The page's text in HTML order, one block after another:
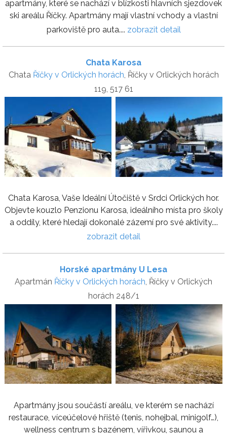
apartmány, které se nachází v blízkosti hlavních sjezdovek
ski areálu Říčky. Apartmány mají vlastní vchody a vlastní
parkoviště pro auta.... zobrazit detail
Chata Karosa
Chata Říčky v Orlických horách, Říčky v Orlických horách
119, 517 61
Chata Karosa, Vaše Ideální Útočiště v Srdci Orlických hor.
Objevte kouzlo Penzionu Karosa, ideálního místa pro školy
a oddíly, které hledají dokonalé zázemí pro své aktivity....
zobrazit detail
Horské apartmány U Lesa
Apartmán Říčky v Orlických horách, Říčky v Orlických
horách 248/1
Apartmány jsou součástí areálu, ve kterém se nachází
restaurace, víceúčelové hřiště (tenis, nohejbal, minigolf…),
wellness centrum s bazénem, vířivkou, saunou a